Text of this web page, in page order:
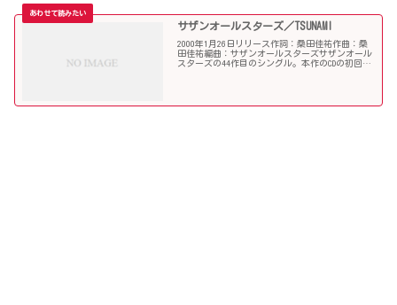
サザンオールスターズ／TSUNAMI
2000年1月26日リリース作詞：桑田佳祐作曲：桑
田佳祐編曲：サザンオールスターズサザンオール
スターズの44作目のシングル。本作のCDの初回盤